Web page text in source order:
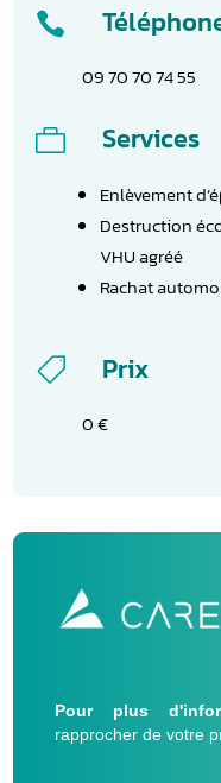

09 70 70 74 55
 Services
Enlèvement
Destruction
VHU agréé
Rachat
 Prix
0 €
Pour plus
rapprocher de votre